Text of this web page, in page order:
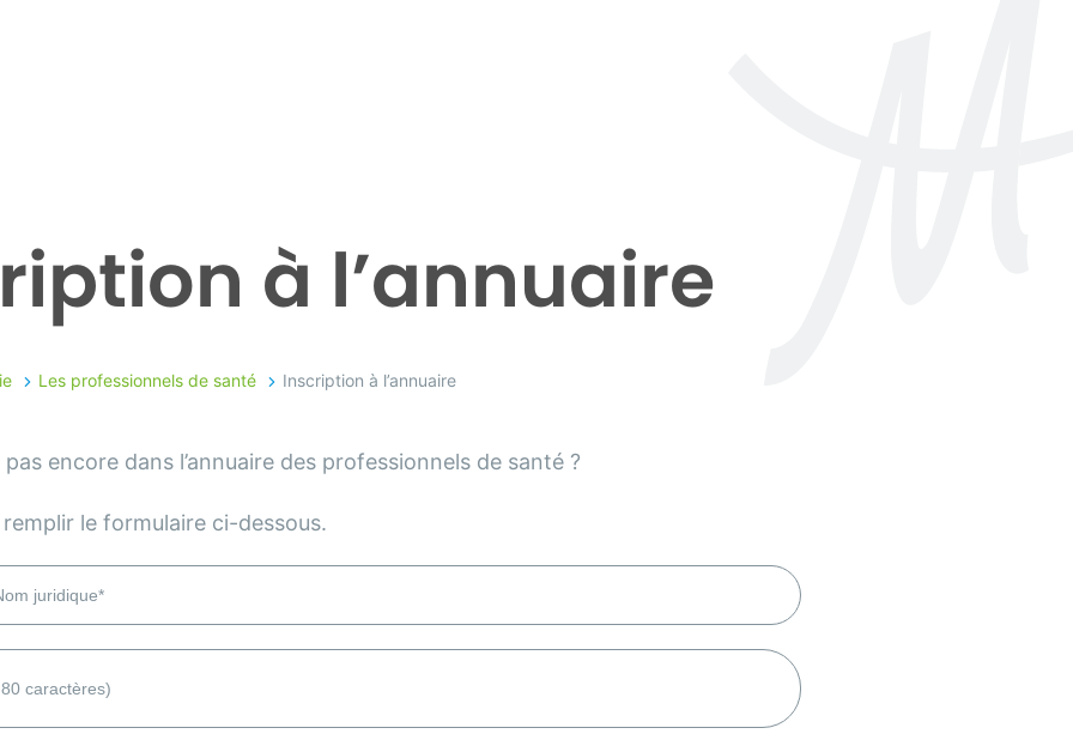
à l’annuaire
Les professionnels de santé Inscription à l’annuaire
encore dans l’annuaire des professionnels de santé ?
le formulaire ci-dessous.